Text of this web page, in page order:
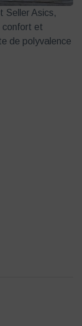
Seller Asics,
confort et
de polyvalence